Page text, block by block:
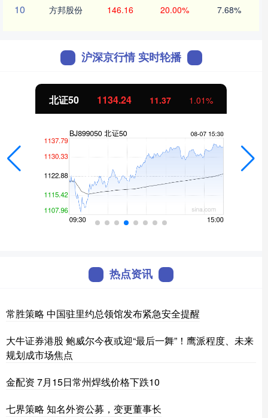
10 方邦股份 146.16 20.00% 7.68%
沪深京行情 实时轮播
北证50 1134.24 11.37 1.01%
热点资讯
常胜策略 中国驻里约总领馆发布紧急安全提醒
大牛证券港股 鲍威尔今夜或迎“最后一舞”！鹰派程度、未来
规划成市场焦点
金配资 7月15日常州焊线价格下跌10
七界策略 知名外资公募，变更董事长